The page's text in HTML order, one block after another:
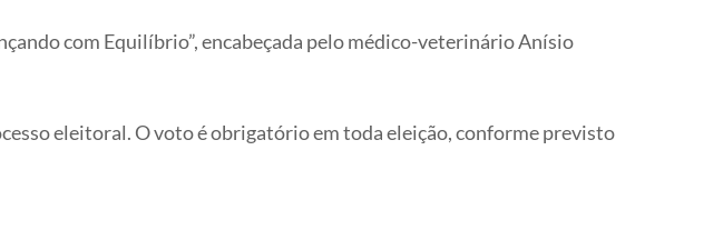
com Equilíbrio”, encabeçada pelo médico-veterinário Anísio
eleitoral. O voto é obrigatório em toda eleição, conforme previsto